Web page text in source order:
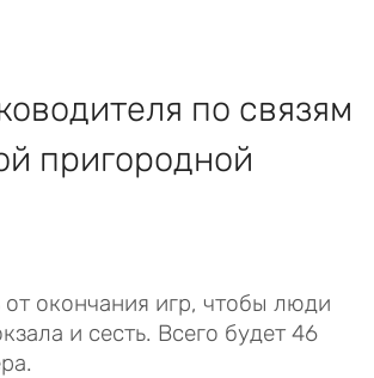
по связям
пригородной
окончания игр, чтобы люди
и сесть. Всего будет 46